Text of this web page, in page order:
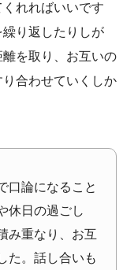
れればいいです
り返したりしが
を取り、お互いの
合わせていくしか
口論になること
休日の過ごし
み重なり、お互
た。話し合いも